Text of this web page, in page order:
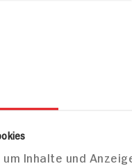
Inhalte und